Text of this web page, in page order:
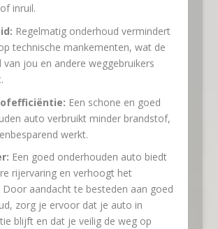
inruil.
Regelmatig onderhoud vermindert
technische mankementen, wat de
van jou en andere weggebruikers
Een schone en goed
auto verbruikt minder brandstof,
werkt.
Een goed onderhouden auto biedt
rijervaring en verhoogt het
Door aandacht te besteden aan goed
zorg je ervoor dat je auto in
blijft en dat je veilig de weg op